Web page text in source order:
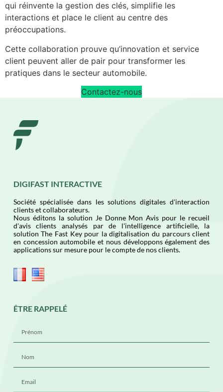
qui réinvente la gestion des clés, simplifie les
interactions et place le client au centre des
préoccupations.
Cette collaboration prouve qu’innovation et service
client peuvent aller de pair pour transformer les
pratiques dans le secteur automobile.
Contactez-nous
DIGIFAST INTERACTIVE
Société spécialisée dans les solutions digitales d'interaction
clients et collaborateurs.
Nous éditons la solution Je Donne Mon Avis pour le recueil
d'avis clients analysés par de l'intelligence artificielle, la
solution The Fast Key pour la digitalisation du parcours client
en concession automobile et nous développons également des
applications sur mesure pour le compte de nos clients.
ÊTRE RAPPELÉ